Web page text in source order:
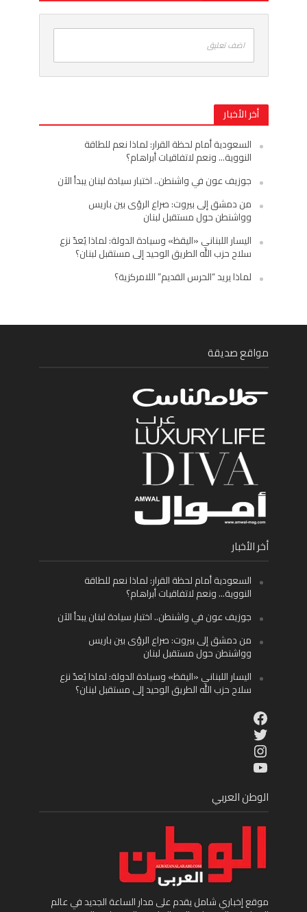
اضف تعليق
أخر الأخبار
السعودية أمام لحظة القرار: لماذا نعم للطاقة
النووية… ونعم لاتفاقيات أبراهام؟
جوزيف عون في واشنطن.. اختبار سيادة لبنان يبدأ الآن
من دمشق إلى بيروت: صراع الرؤى بين باريس
وواشنطن حول مستقبل لبنان
اليسار اللبناني «اليقظ» وسيادة الدولة: لماذا يُعدّ نزع
سلاح حزب الله الطريق الوحيد إلى مستقبل لبنان؟
لماذا يريد “الحرس القديم” اللامركزية؟
مواقع صديقة
أخر الأخبار
السعودية أمام لحظة القرار: لماذا نعم للطاقة
النووية… ونعم لاتفاقيات أبراهام؟
جوزيف عون في واشنطن.. اختبار سيادة لبنان يبدأ الآن
من دمشق إلى بيروت: صراع الرؤى بين باريس
وواشنطن حول مستقبل لبنان
اليسار اللبناني «اليقظ» وسيادة الدولة: لماذا يُعدّ نزع
سلاح حزب الله الطريق الوحيد إلى مستقبل لبنان؟
Facebook
Twitter
Instagram
YouTube
الوطن العربي
موقع إخباري شامل يقدم على مدار الساعة الجديد في عالم